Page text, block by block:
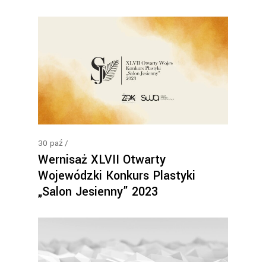
30 paź
Wernisaż XLVII Otwarty
Wojewódzki Konkurs Plastyki
„Salon Jesienny” 2023